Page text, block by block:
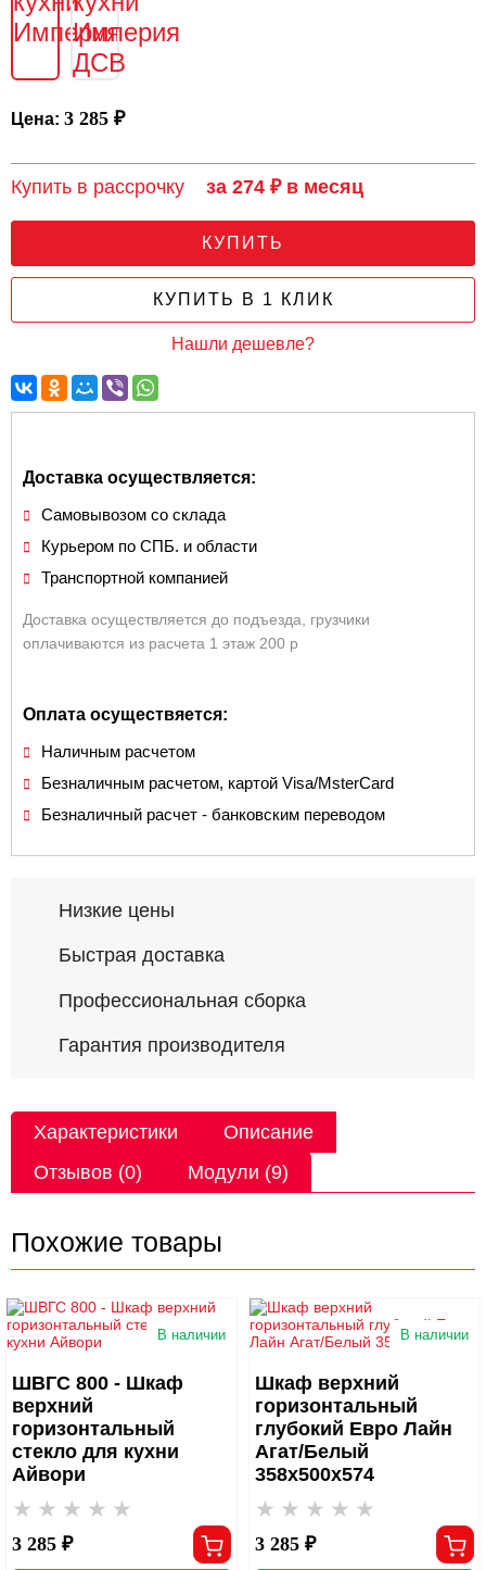
Цена: 3 285 ₽
Купить в рассрочку за 274 ₽ в месяц
КУПИТЬ
КУПИТЬ В 1 КЛИК
Нашли дешевле?
Доставка осуществляется:
Самовывозом со склада
Курьером по СПБ. и области
Транспортной компанией
Доставка осуществляется до подъезда, грузчики
оплачиваются из расчета 1 этаж 200 р
Оплата осуществяется:
Наличным расчетом
Безналичным расчетом, картой Visa/MsterCard
Безналичный расчет - банковским переводом
Низкие цены
Быстрая доставка
Профессиональная сборка
Гарантия производителя
Характеристики
Описание
Отзывов (0)
Модули (9)
Похожие товары
В наличии
ШВГС 800 - Шкаф
верхний
горизонтальный
стекло для кухни
Айвори
3 285 ₽
В наличии
Шкаф верхний
горизонтальный
глубокий Евро Лайн
Агат/Белый
358х500х574
3 285 ₽